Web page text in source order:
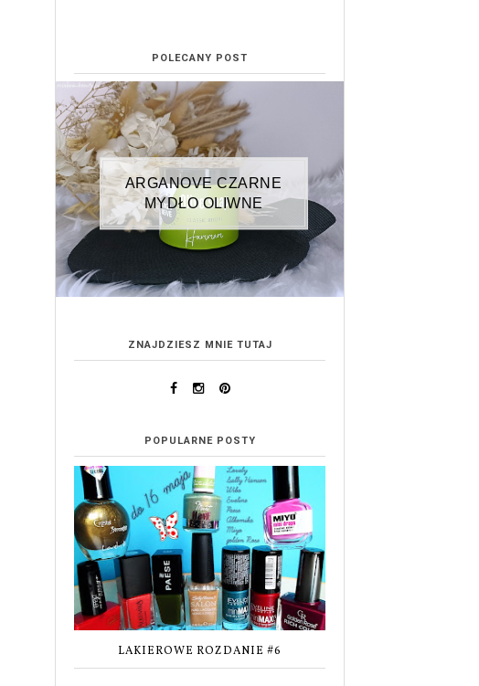
POLECANY POST
ARGANOVE CZARNE
MYDŁO OLIWNE
ZNAJDZIESZ MNIE TUTAJ
POPULARNE POSTY
LAKIEROWE ROZDANIE #6